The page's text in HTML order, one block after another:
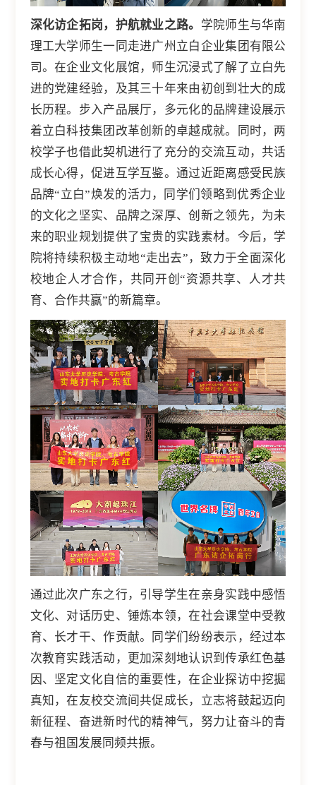
深化访企拓岗，护航就业之路。 学院师生与华南
理工大学师生一同走进广州立白企业集团有限公
司。在企业文化展馆，师生沉浸式了解了立白先
进的党建经验，及其三十年来由初创到壮大的成
长历程。步入产品展厅，多元化的品牌建设展示
着立白科技集团改革创新的卓越成就。同时，两
校学子也借此契机进行了充分的交流互动，共话
成长心得，促进互学互鉴。通过近距离感受民族
品牌“立白”焕发的活力，同学们领略到优秀企业
的文化之坚实、品牌之深厚、创新之领先，为未
来的职业规划提供了宝贵的实践素材。今后，学
院将持续积极主动地“走出去”，致力于全面深化
校地企人才合作，共同开创“资源共享、人才共
育、合作共赢”的新篇章。
通过此次广东之行，引导学生在亲身实践中感悟
文化、对话历史、锤炼本领，在社会课堂中受教
育、长才干、作贡献。同学们纷纷表示，经过本
次教育实践活动，更加深刻地认识到传承红色基
因、坚定文化自信的重要性，在企业探访中挖掘
真知，在友校交流间共促成长，立志将鼓起迈向
新征程、奋进新时代的精神气，努力让奋斗的青
春与祖国发展同频共振。